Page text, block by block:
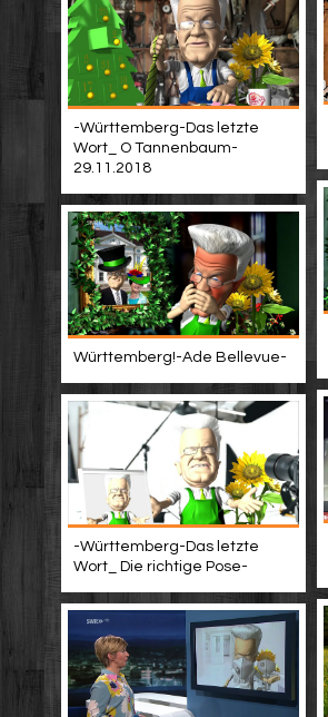
-Württemberg-Das letzte
Wort_ O Tannenbaum-
29.11.2018
Württemberg!-Ade Bellevue-
-Württemberg-Das letzte
Wort_ Die richtige Pose-